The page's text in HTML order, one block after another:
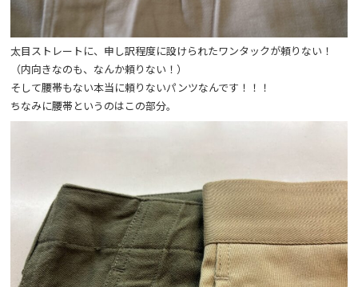
太目ストレートに、申し訳程度に設けられたワンタックが頼りない！
（内向きなのも、なんか頼りない！）
そして腰帯もない本当に頼りないパンツなんです！！！
ちなみに腰帯というのはこの部分。